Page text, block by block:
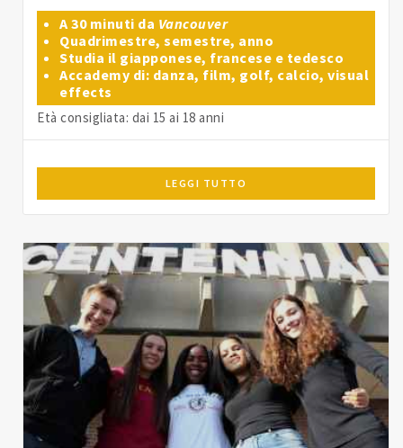
A 30 minuti da Vancouver
Quadrimestre, semestre, anno
Studia il giapponese, francese e tedesco
Accademy di: danza, film, golf, calcio, visual
effects
Età consigliata: dai 15 ai 18 anni
LEGGI TUTTO